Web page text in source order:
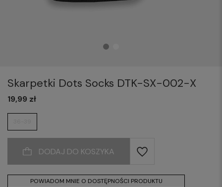
Skarpetki Dots Socks DTK-SX-002-X
19,99 zł
DODAJ DO KOSZYKA
POWIADOM MNIE O DOSTĘPNOŚCI PRODUKTU